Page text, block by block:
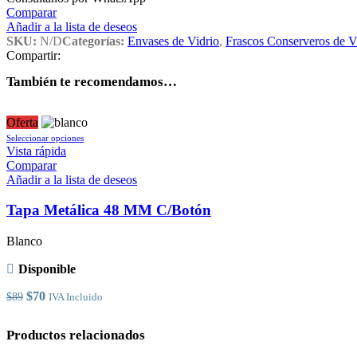
Comparar
Añadir a la lista de deseos
SKU: N/DCategorías: Envases de Vidrio, Frascos Conserveros de
Compartir:
También te recomendamos…
Oferta
Seleccionar opcionesEste
múltiples
Las
la
producto
Vista rápida
Comparar
Añadir a la lista de deseos
Tapa Metálica 48 MM C/Botón
Blanco
Disponible
$89 El
era:
$70El
es:
IVA Incluido
Productos relacionados